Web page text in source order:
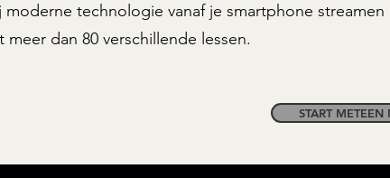
moderne technologie vanaf je smartphone streamen
meer dan 80 verschillende lessen.
START